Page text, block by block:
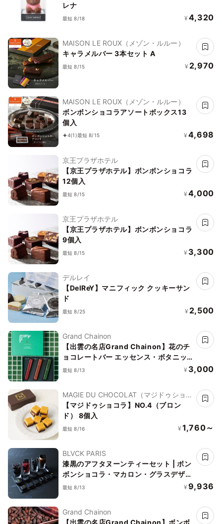
レナ
最短 8/18 ¥ 4,320
MAISON LE ROUX（メゾン・ルルー）
キャラメルバー 3本セット A
最短 8/15 ¥ 2,970
MAISON LE ROUX（メゾン・ルルー）
ボンボンショコラアソートボックス13
個入
4(1)最短 8/15 ¥ 4,698
京王プラザホテル
【京王プラザホテル】ボンボンショコラ
12個入
最短 8/15 ¥ 4,000
京王プラザホテル
【京王プラザホテル】ボンボンショコラ
9個入
最短 8/15 ¥ 3,300
デルレイ
【DelReY】マニフィック クッキーサン
ド
最短 8/25 ¥ 2,500
Grand Chainon
【出雲の名店Grand Chainon】花のチ
ョコレートバー エッセンス・ボタニッ
ク
最短 8/13 ¥ 3,000
MAGIE DU CHOCOLAT（マジドゥショコ
ラ）
【マジドゥショコラ】NO.4（ブロン
ド） 8個入
最短 8/16 ¥ 1,760～
BLVCK PARIS
漆黒のアフタヌーンティーセット | ボン
ボンショコラ・マカロン・グラスデザー
ト
最短 8/13 ¥ 9,936
Grand Chainon
【出雲の名店Grand Chainon】ボンボ